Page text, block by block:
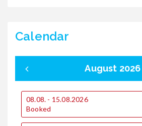
Calendar
August 2026
08.08. - 15.08.2026
Booked